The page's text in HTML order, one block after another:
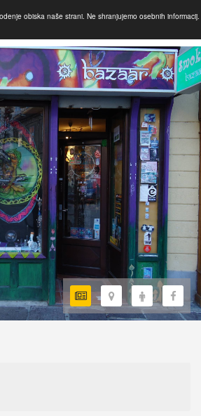
obiska naše strani. Ne shranjujemo osebnih informacij.